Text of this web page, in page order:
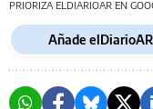
PRIORIZA ELDIARIOAR EN
Añade